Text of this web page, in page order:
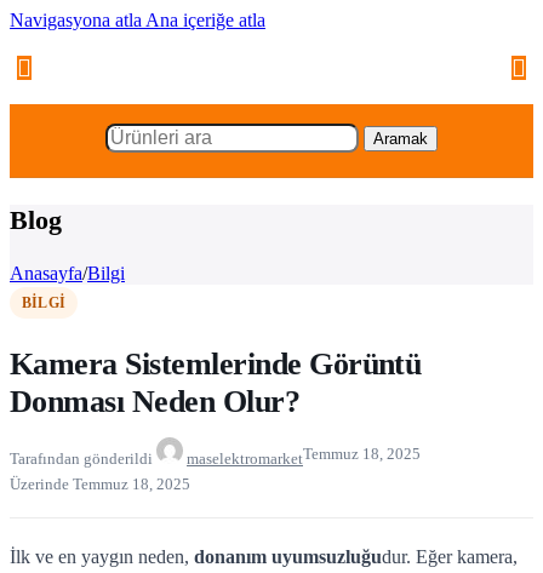
Navigasyona atla Ana içeriğe atla
Aramak
Blog
Anasayfa/Bilgi
BILGI
Kamera Sistemlerinde Görüntü
Donması Neden Olur?
Tarafından gönderildi maselektromarketTemmuz 18, 2025
Üzerinde Temmuz 18, 2025
İlk ve en yaygın neden, donanım uyumsuzluğudur. Eğer kamera,